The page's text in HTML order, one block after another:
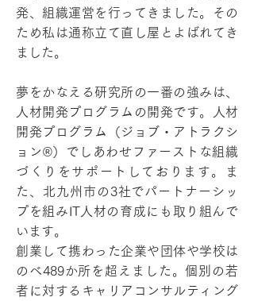
発、組織運営を行ってきました。その
ため私は通称立て直し屋とよばれてき
ました。
夢をかなえる研究所の一番の強みは、
人材開発プログラムの開発です。人材
開発プログラム（ジョブ・アトラクシ
ョン®）でしあわせファーストな組織
づくりをサポートしております。ま
た、北九州市の3社でパートナーシッ
プを組みIT人材の育成にも取り組んで
います。
創業して携わった企業や団体や学校は
のべ489か所を超えました。個別の若
者に対するキャリアコンサルティング